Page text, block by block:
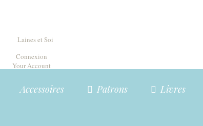
Connexion
Your Account
Accessoires Patrons Livres